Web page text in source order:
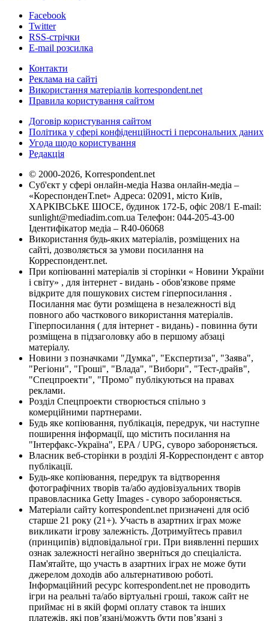
Facebook
Twitter
RSS-стрічки
E-mail розсилка
Контакти
Реклама на сайті
Використання матеріалів korrespondent.net
Правила користування сайтом
Договір користування сайтом
Політика у сфері конфіденційності і персональних даних
Угода щодо користування
Редакція
© 2000-2026, Korrespondent.net
Суб'єкт у сфері онлайн-медіа Назва онлайн-медіа –
«КореспонденТ.net» Адреса: 02091, місто Київ,
ХАРКІВСЬКЕ ШОСЕ, будинок 172-Б, офіс 208/1 E-mail:
sunlight@mediadim.com.ua Телефон: 044-205-43-00
Ідентифікатор медіа – R40-06068
Використання будь-яких матеріалів, розміщених на
сайті, дозволяється за умови посилання на
Корреспондент.net.
При копіюванні матеріалів зі сторінки « Новини України
і світу» , для інтернет - видань - обов'язкове пряме
відкрите для пошукових систем гіперпосилання .
Посилання має бути розміщена в незалежності від
повного або часткового використання матеріалів.
Гіперпосилання ( для інтернет - видань) - повинна бути
розміщена в підзаголовку або в першому абзаці
матеріалу.
Новини з позначками "Думка", "Експертиза", "Заява",
"Регіони", "Гроші", "Влада", "Вибори", "Тест-драйв",
"Спецпроекти", "Промо" публікуються на правах
реклами.
Розділ Спецпроекти створюється спільно з
комерційними партнерами.
Будь яке копіювання, публікація, передрук, чи наступне
поширення інформації, що містить посилання на
"Інтерфакс-Україна", EPA / UPG, суворо забороняється.
Власник веб-сторінки в розділі Я-Корреспондент є автор
публікації.
Будь-яке копіювання, передрук та відтворення
фотографічних творів та/або аудіовізуальних творів
правовласника Getty Images - суворо забороняється.
Матеріали сайту korrespondent.net призначені для осіб
старше 21 року (21+). Участь в азартних іграх може
викликати ігрову залежність. Дотримуйтесь правил
(принципів) відповідальної гри. При виявленні перших
ознак залежності негайно зверніться до спеціаліста.
Пам'ятайте, що участь в азартних іграх не може бути
джерелом доходів або альтернативою роботі.
Інформаційний ресурс korrespondent.net не проводить
ігри на реальні та/або віртуальні гроші, також сайт не
приймає ні в якій формі оплату ставок та інших
платежів, які пов’язані/можуть бути пов’язані з